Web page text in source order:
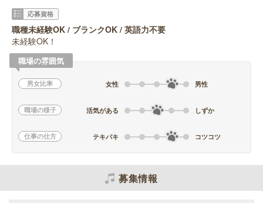
応募資格
職種未経験OK / ブランクOK / 英語力不要
未経験OK！
職場の雰囲気
男女比率 女性 男性
職場の様子 活気がある しずか
仕事の仕方 テキパキ コツコツ
募集情報